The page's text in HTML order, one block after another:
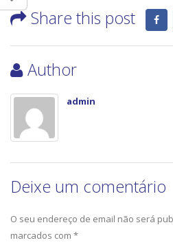
Share this post
Author
admin
Deixe um comentário
O seu endereço de email não será
marcados com *